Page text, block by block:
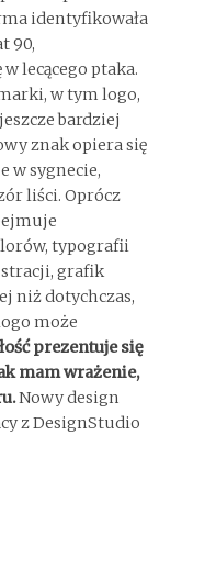
identyfikowała
90,
lecącego ptaka.
w tym logo,
bardziej
znak opiera się
w sygnecie,
liści. Oprócz
typografii
grafik
niż dotychczas,
może
prezentuje się
mam wrażenie,
Nowy design
z DesignStudio